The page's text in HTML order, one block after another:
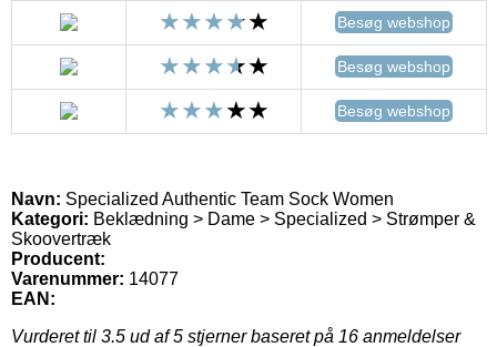
Besøg webshop
Besøg webshop
Besøg webshop
Navn: Specialized Authentic Team Sock Women
Kategori: Beklædning > Dame > Specialized > Strømper &
Skoovertræk
Producent:
Varenummer: 14077
EAN:
Vurderet til 3.5 ud af 5 stjerner baseret på 16 anmeldelser